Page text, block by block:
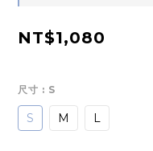
NT$1,080
尺寸 : S
S M L